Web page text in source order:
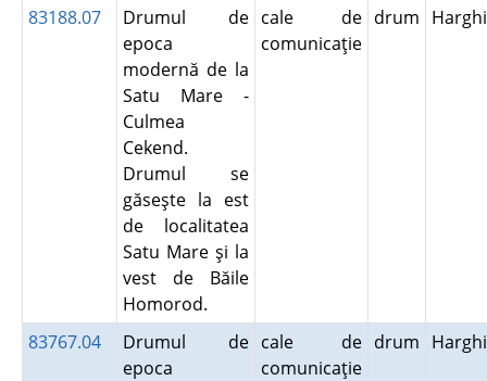
83188.07
Drumul de
epoca
modernă de la
Satu Mare -
Culmea
Cekend.
Drumul se
găseşte la est
de localitatea
Satu Mare şi la
vest de Băile
Homorod.
cale de
comunicaţie
drum
83767.04
Drumul de
epoca
cale de
comunicaţie
drum